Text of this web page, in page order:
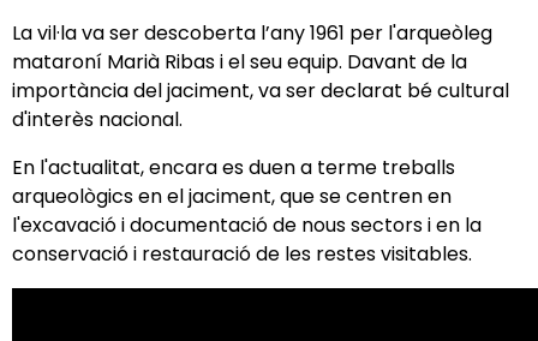
La vil·la va ser descoberta l’any 1961 per l'arqueòleg
mataroní Marià Ribas i el seu equip. Davant de la
importància del jaciment, va ser declarat bé cultural
d'interès nacional.
En l'actualitat, encara es duen a terme treballs
arqueològics en el jaciment, que se centren en
l'excavació i documentació de nous sectors i en la
conservació i restauració de les restes visitables.